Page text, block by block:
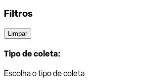
Filtros
Limpar
Tipo de coleta:
Escolha o tipo de coleta